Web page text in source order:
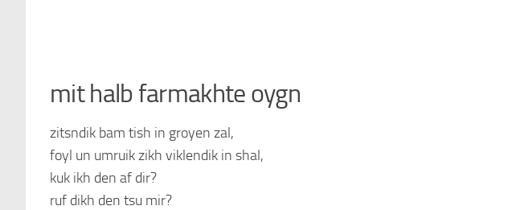
mit halb farmakhte oygn
zitsndik bam tish in groyen zal,
foyl un umruik zikh viklendik in shal,
kuk ikh den af dir?
ruf dikh den tsu mir?